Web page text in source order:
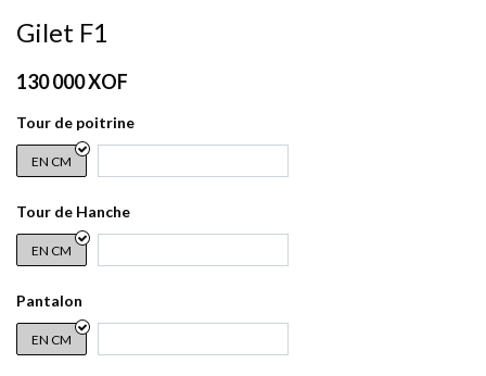
Gilet F1
130 000XOF
Tour de poitrine
EN CM
Tour de Hanche
EN CM
Pantalon
EN CM